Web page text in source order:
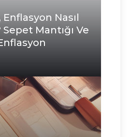
Nasıl
Sepet Mantığı Ve